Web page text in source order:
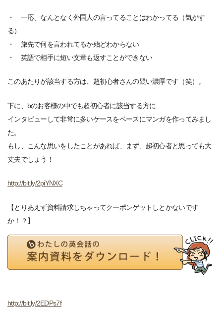
・ 一応、なんとなく外国人の言ってることはわかってる（気がす
る）
・ 旅先で何を言われてるか殆どわからない
・ 英語で相手に短い文章も返すことができない
このあたりが該当する方は、超初心者さんの疑い濃厚です（笑）。
下に、bのお客様の中でも超初心者に該当する方に
インタビューして非常に多いケースをベースにマンガを作ってみまし
た。
もし、こんな思いをしたことがあれば、まず、超初心者と思っても大
丈夫でしょう！
http://bit.ly/2piYNXC
【とりあえず資料請求しちゃってクーポンゲットしとかないです
か！？】
http://bit.ly/2EDPs7f